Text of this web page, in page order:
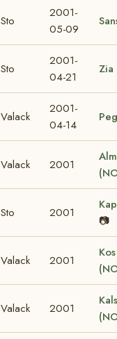
Sto
2001-
05-09
Sto
2001-
04-21
Zia
Valack
2001-
04-14
Valack 2001
Sto 2001
📷
Valack 2001
Valack 2001